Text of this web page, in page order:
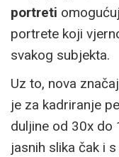
portreti
portrete koji
svakog subjekta.
Uz to, nova
je za kadriranje
duljine od 30x do
jasnih slika čak i